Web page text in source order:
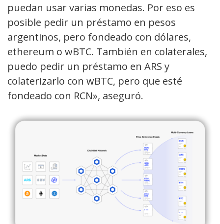
puedan usar varias monedas. Por eso es
posible pedir un préstamo en pesos
argentinos, pero fondeado con dólares,
ethereum o wBTC. También en colaterales,
puedo pedir un préstamo en ARS y
colaterizarlo con wBTC, pero que esté
fondeado con RCN», aseguró.